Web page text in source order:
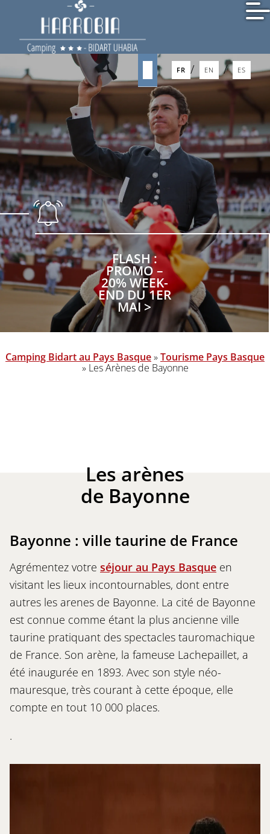
FR / EN / ES
EN
FLASH :
PROMO –
20% WEEK-
END DU 1ER
MAI >
Camping Bidart au Pays Basque»Tourisme Pays Basque
» Les Arènes de Bayonne
Les arènes
de Bayonne
Bayonne : ville taurine de France
Agrémentez votre séjour au Pays Basque en
visitant les lieux incontournables, dont entre
autres les arenes de Bayonne. La cité de Bayonne
est connue comme étant la plus ancienne ville
taurine pratiquant des spectacles tauromachique
de France. Son arène, la fameuse Lachepaillet, a
été inaugurée en 1893. Avec son style néo-
mauresque, très courant à cette époque, elle
compte en tout 10 000 places.
.